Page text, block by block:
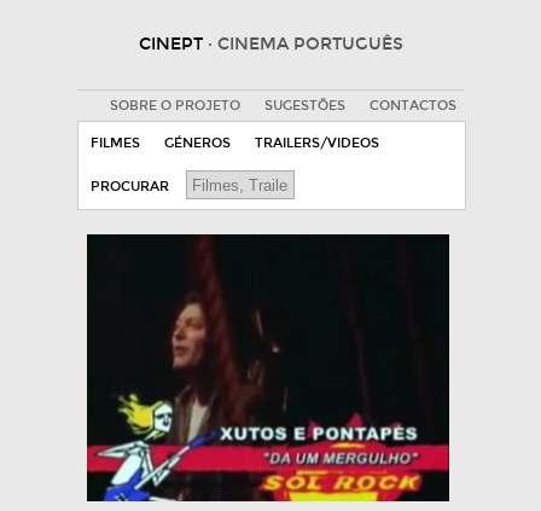
CINEPT · CINEMA PORTUGUÊS
SOBRE O PROJETO SUGESTÕES CONTACTOS
FILMES GÉNEROS TRAILERS/VIDEOS
PROCURAR